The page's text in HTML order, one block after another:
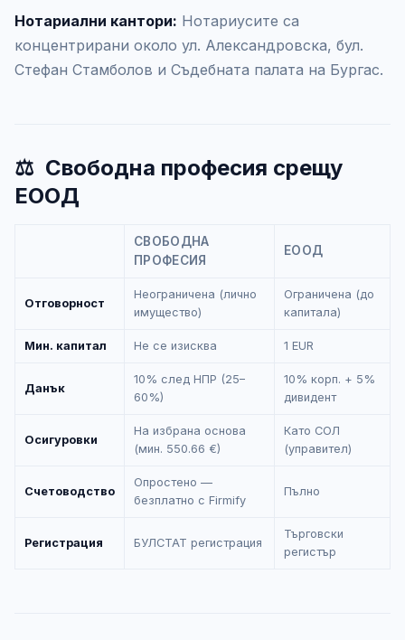
Нотариални кантори: Нотариусите са
концентрирани около ул. Александровска, бул.
Стефан Стамболов и Съдебната палата на Бургас.
⚖️ Свободна професия срещу
ЕООД
СВОБОДНА
ПРОФЕСИЯ
ЕООД
Отговорност
Неограничена (лично
имущество)
Ограничена (до
капитала)
Мин. капитал Не се изисква 1 EUR
Данък
10% след НПР (25–
60%)
10% корп. + 5%
дивидент
Осигуровки
На избрана основа
(мин. 550.66 €)
Като СОЛ
(управител)
Счетоводство
Опростено —
безплатно с Firmify
Пълно
Регистрация БУЛСТАТ регистрация
Търговски
регистър